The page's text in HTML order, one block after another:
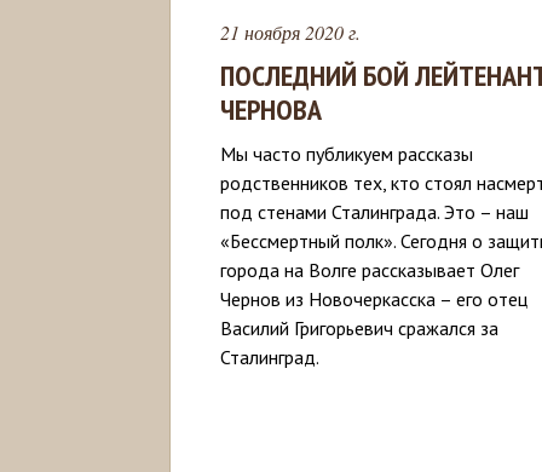
21 ноября 2020 г.
ПОСЛЕДНИЙ БОЙ
ЧЕРНОВА
Мы часто публикуем рассказы
родственников тех, кто стоял
под стенами Сталинграда. Это – наш
«Бессмертный полк». Сегодня о
города на Волге рассказывает Олег
Чернов из Новочеркасска – его отец
Василий Григорьевич сражался за
Сталинград.